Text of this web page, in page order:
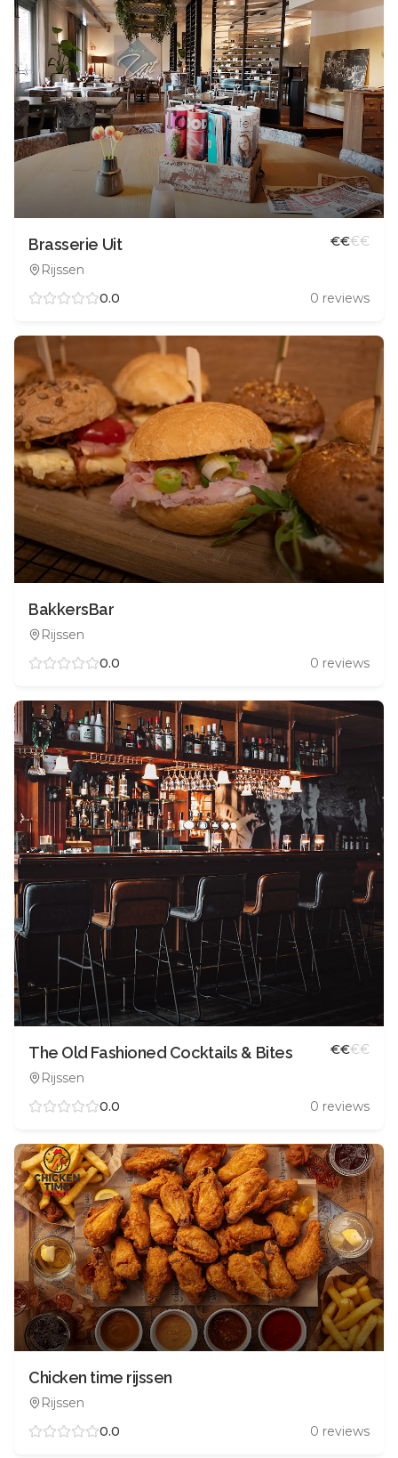
Brasserie Uit
Rijssen
€€€€
0.0 0 reviews
BakkersBar
Rijssen
0.0
0 reviews
The Old Fashioned Cocktails & Bites
Rijssen
€€€€
0.0 0 reviews
Chicken time rijssen
Rijssen
0.0
0 reviews